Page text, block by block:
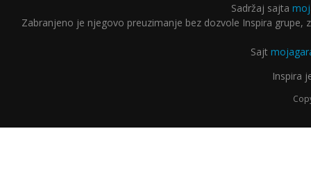
Sadržaj sajta
Zabranjeno je njegovo preuzimanje bez dozvole Inspira
Sajt
Inspira